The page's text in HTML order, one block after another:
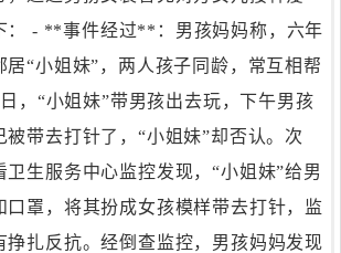
： - **事件经过**：男孩妈妈称，六年
居“小姐妹”，两人孩子同龄，常互相帮
，“小姐妹”带男孩出去玩，下午男孩
被带去打针了，“小姐妹”却否认。次
卫生服务中心监控发现，“小姐妹”给男
口罩，将其扮成女孩模样带去打针，监
挣扎反抗。经倒查监控，男孩妈妈发现